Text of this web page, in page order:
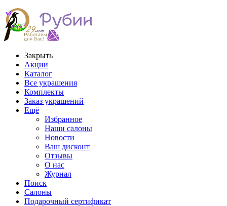
Закрыть
Акции
Каталог
Все украшения
Комплекты
Заказ украшений
Ещё
Избранное
Наши салоны
Новости
Ваш дисконт
Отзывы
О нас
Журнал
Поиск
Салоны
Подарочный сертификат